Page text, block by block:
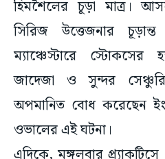
হিমশৈলের চূড়া মাত্র।
সিরিজ উত্তেজনার
ম্যাঞ্চেস্টারে স্টোকসের
জাদেজা ও সুন্দর
অপমানিত বোধ করেছেন
ওভালের এই ঘটনা।